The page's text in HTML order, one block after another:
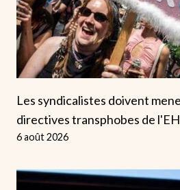
Les syndicalistes doivent
directives transphobes de
6 août 2026